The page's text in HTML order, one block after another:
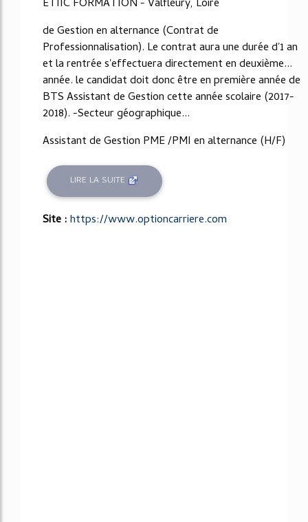
ETIIC FORMATION - Valfleury, Loire
de Gestion en alternance (Contrat de
Professionnalisation). Le contrat aura une durée d'1 an
et la rentrée s'effectuera directement en deuxième...
année. le candidat doit donc être en première année de
BTS Assistant de Gestion cette année scolaire (2017-
2018). -Secteur géographique...
Assistant de Gestion PME /PMI en alternance (H/F)
LIRE LA SUITE
Site :https://www.optioncarriere.com